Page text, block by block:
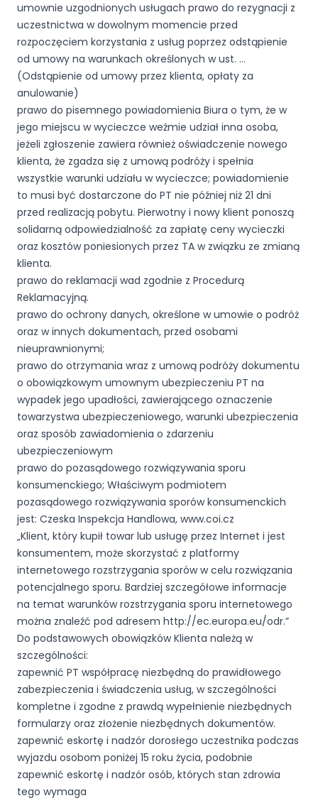
umownie uzgodnionych usługach prawo do rezygnacji z
uczestnictwa w dowolnym momencie przed
rozpoczęciem korzystania z usług poprzez odstąpienie
od umowy na warunkach określonych w ust. …
(Odstąpienie od umowy przez klienta, opłaty za
anulowanie)
prawo do pisemnego powiadomienia Biura o tym, że w
jego miejscu w wycieczce weźmie udział inna osoba,
jeżeli zgłoszenie zawiera również oświadczenie nowego
klienta, że zgadza się z umową podróży i spełnia
wszystkie warunki udziału w wycieczce; powiadomienie
to musi być dostarczone do PT nie później niż 21 dni
przed realizacją pobytu. Pierwotny i nowy klient ponoszą
solidarną odpowiedzialność za zapłatę ceny wycieczki
oraz kosztów poniesionych przez TA w związku ze zmianą
klienta.
prawo do reklamacji wad zgodnie z Procedurą
Reklamacyjną.
prawo do ochrony danych, określone w umowie o podróż
oraz w innych dokumentach, przed osobami
nieuprawnionymi;
prawo do otrzymania wraz z umową podróży dokumentu
o obowiązkowym umownym ubezpieczeniu PT na
wypadek jego upadłości, zawierającego oznaczenie
towarzystwa ubezpieczeniowego, warunki ubezpieczenia
oraz sposób zawiadomienia o zdarzeniu
ubezpieczeniowym
prawo do pozasądowego rozwiązywania sporu
konsumenckiego; Właściwym podmiotem
pozasądowego rozwiązywania sporów konsumenckich
jest: Czeska Inspekcja Handlowa, www.coi.cz
„Klient, który kupił towar lub usługę przez Internet i jest
konsumentem, może skorzystać z platformy
internetowego rozstrzygania sporów w celu rozwiązania
potencjalnego sporu. Bardziej szczegółowe informacje
na temat warunków rozstrzygania sporu internetowego
można znaleźć pod adresem http://ec.europa.eu/odr.”
Do podstawowych obowiązków Klienta należą w
szczególności:
zapewnić PT współpracę niezbędną do prawidłowego
zabezpieczenia i świadczenia usług, w szczególności
kompletne i zgodne z prawdą wypełnienie niezbędnych
formularzy oraz złożenie niezbędnych dokumentów.
zapewnić eskortę i nadzór dorosłego uczestnika podczas
wyjazdu osobom poniżej 15 roku życia, podobnie
zapewnić eskortę i nadzór osób, których stan zdrowia
tego wymaga